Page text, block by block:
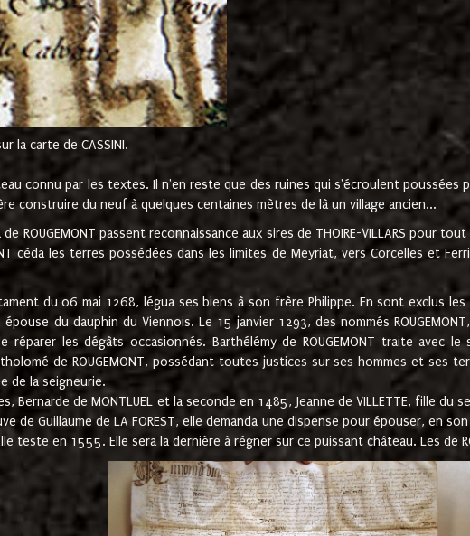
la carte de CASSINI.
connu par les textes. Il n'en reste que des ruines qui s'écroulent poussées
construire du neuf à quelques centaines mètres de là un village ancien...
de ROUGEMONT passent reconnaissance aux sires de THOIRE-VILLARS pour
céda les terres possédées dans les limites de Meyriat, vers Corcelles et
du 06 mai 1268, légua ses biens à son frère Philippe. En sont exclus
du dauphin du Viennois. Le 15 janvier 1293, des nommés
réparer les dégâts occasionnés. Barthélémy de ROUGEMONT traite avec
de ROUGEMONT, possédant toutes justices sur ses hommes et ses
de la seigneurie.
Bernarde de MONTLUEL et la seconde en 1485, Jeanne de VILLETTE, fille
de Guillaume de LA FOREST, elle demanda une dispense pour épouser, en
teste en 1555. Elle sera la dernière à régner sur ce puissant château. Les de